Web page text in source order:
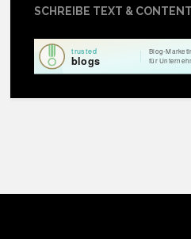
SCHREIBE TEXT &